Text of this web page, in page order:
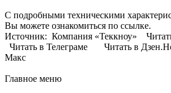
С подробными техническими
Вы можете ознакомиться по ссылке.
Источник: Компания «Теккноу»
Читать в Телеграме Читать в
Макс
Главное меню